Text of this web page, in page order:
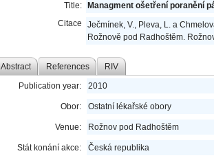
Title:
Managment ošetření poranění
Citace
Ječmínek, V., Pleva, L. a
Rožnově pod Radhoštěm.
Abstract References RIV
Publication year: 2010
Obor: Ostatní lékařské obory
Venue: Rožnov pod Radhoštěm
Stát konání akce: Česká republika